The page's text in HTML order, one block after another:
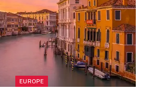
EUROPE